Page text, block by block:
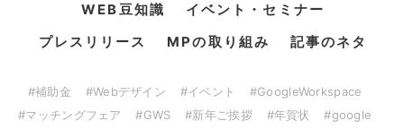
WEB豆知識
イベント・セミナー
プレスリリース
MPの取り組み 記事のネタ
#補助金 #Webデザイン #イベント
#GoogleWorkspace
#マッチングフェア
#GWS #新年ご挨拶 #年賀状
#google